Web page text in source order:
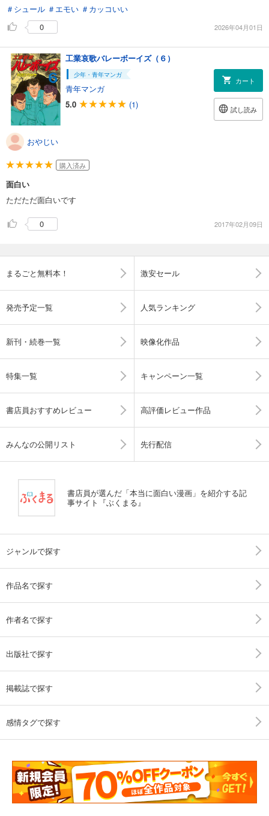
＃シュール ＃エモい ＃カッコいい
0
2026年04月01日
工業哀歌バレーボーイズ（６）
少年・青年マンガ
青年マンガ
5.0
(1)
カート
試し読み
おやじい
購入済み
面白い
ただただ面白いです
0 2017年02月09日
まるごと無料本！ 激安セール
発売予定一覧 人気ランキング
新刊・続巻一覧 映像化作品
特集一覧 キャンペーン一覧
書店員おすすめレビュー 高評価レビュー作品
みんなの公開リスト 先行配信
書店員が選んだ「本当に面白い漫画」を紹介する記
事サイト『ぶくまる』
ジャンルで探す
作品名で探す
作者名で探す
出版社で探す
掲載誌で探す
感情タグで探す